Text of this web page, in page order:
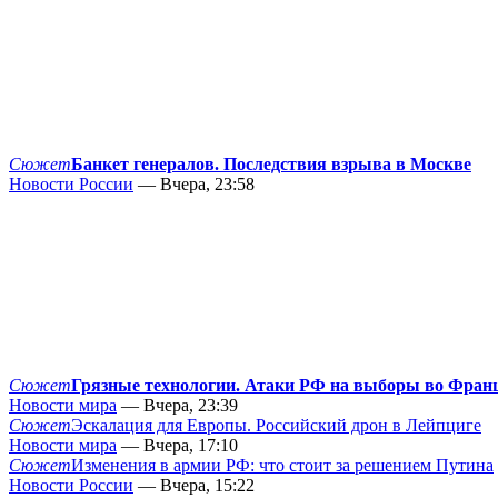
СюжетБанкет генералов. Последствия взрыва в Москве
Новости России — Вчера, 23:58
СюжетГрязные технологии. Атаки РФ на выборы во
Новости мира — Вчера, 23:39
СюжетЭскалация для Европы. Российский дрон в Лейпциге
Новости мира — Вчера, 17:10
СюжетИзменения в армии РФ: что стоит за решением Путина
Новости России — Вчера, 15:22